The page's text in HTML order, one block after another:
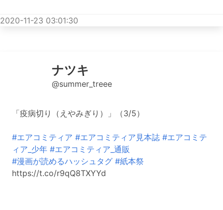
2020-11-23 03:01:30
ナツキ
@summer_treee
「疫病切り（えやみぎり）」（3/5）
#エアコミティア #エアコミティア見本誌 #エアコミテ
ィア_少年 #エアコミティア_通販
#漫画が読めるハッシュタグ #紙本祭
https://t.co/r9qQ8TXYYd